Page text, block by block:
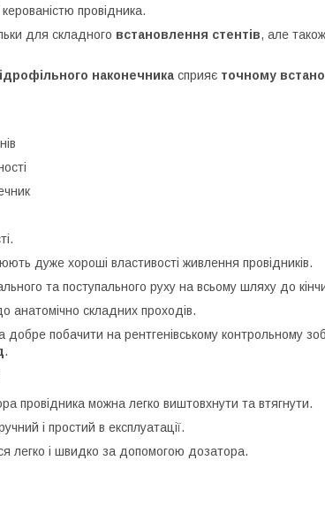
провідника.
для складного встановлення стентів, але
наконечника сприяє точному
дуже хороші властивості живлення провідників.
та поступального руху на всьому шляху до
анатомічно складних проходів.
добре побачити на рентгенівському контрольному
.
провідника можна легко виштовхнути та втягнути.
і простий в експлуатації.
легко і швидко за допомогою дозатора.